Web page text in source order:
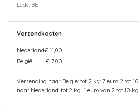
Lede, BE
Verzendkosten
Nederland€ 11,00
België
€ 7,00
Verzending naar België: tot 2 kg: 7 euro 2 tot
naar Nederland: tot 2 kg 11 euro van 2 tot 10